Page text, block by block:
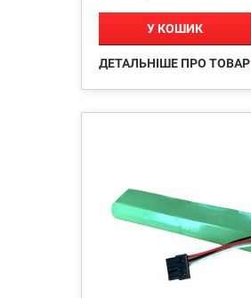

У КОШИК
ДЕТАЛЬНІШЕ ПРО ТОВАР